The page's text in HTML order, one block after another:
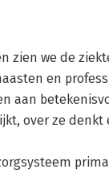
zien we de
en
aan
over ze